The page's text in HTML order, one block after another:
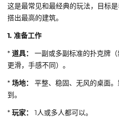
这是最常见和最经典的玩法，目标
搭出最高的建筑。
1. 准备工作
* 道具：
一副或多副标准的扑克牌
更滑，手感不同）。
* 场地：
平整、稳固、无风的桌面
到。
* 玩家：
1人或多人都可以。